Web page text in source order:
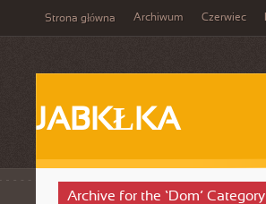
Strona główna Archiwum Czerwiec
JABKŁKA
Archive for the ‘Dom’ Category